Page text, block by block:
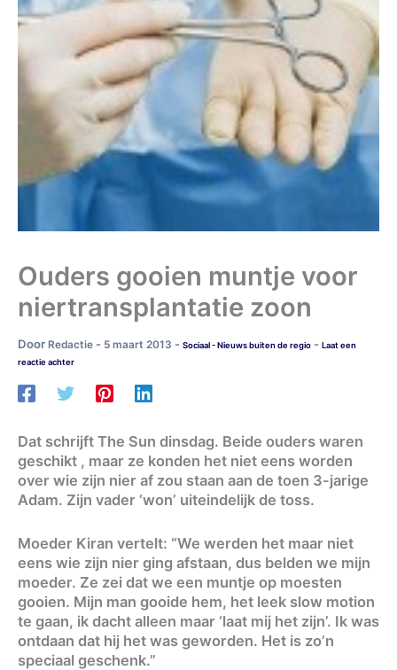
Ouders gooien muntje voor
niertransplantatie zoon
Door Redactie - 5 maart 2013 - Sociaal - Nieuws buiten de regio - Laat een
reactie achter
Dat schrijft The Sun dinsdag. Beide ouders waren
geschikt , maar ze konden het niet eens worden
over wie zijn nier af zou staan aan de toen 3-jarige
Adam. Zijn vader ‘won’ uiteindelijk de toss.
Moeder Kiran vertelt: “We werden het maar niet
eens wie zijn nier ging afstaan, dus belden we mijn
moeder. Ze zei dat we een muntje op moesten
gooien. Mijn man gooide hem, het leek slow motion
te gaan, ik dacht alleen maar ‘laat mij het zijn’. Ik was
ontdaan dat hij het was geworden. Het is zo’n
speciaal geschenk.”